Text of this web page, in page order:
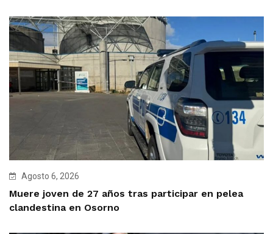
Agosto 6, 2026
Muere joven de 27 años tras participar en pelea
clandestina en Osorno